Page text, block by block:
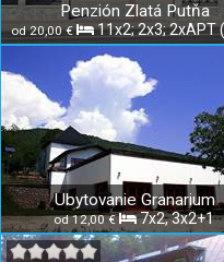
Penzión Zlatá Putňa
od 20,00 € 11x2; 2x3; 2xAPT
Ubytovanie Granarium
od 12,00 € 7x2, 3x2+1